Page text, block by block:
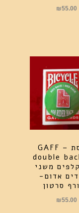
₪55.00
חפיסת GAFF –
double
משני
אדום-
סרטון
₪55.00